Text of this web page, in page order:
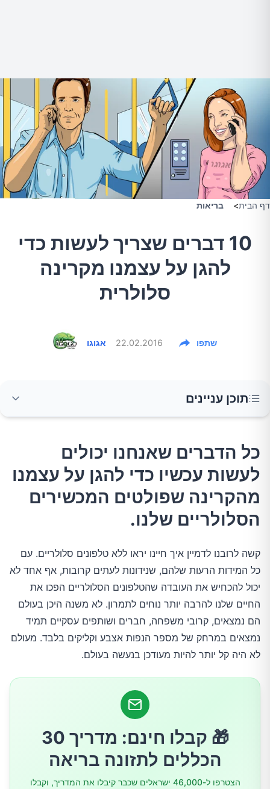
דף הבית> בריאות
10 דברים שצריך לעשות כדי
להגן על עצמנו מקרינה
סלולרית
אגוגו 22.02.2016 שתפו
תוכן עניינים
על עצמנו מהקרינה שפולטים המכשירים
הסלולריים שלנו.
טלפונים סלולריים ובריאות
על בריאות מערכת הרבייה
אמצעי הגנה
1.השתמשו ברמקול (ספיקר)
3.השתמשו באוזניות עם חרוז פריט שישאירו את
כל הדברים שאנחנו יכולים
לעשות עכשיו כדי להגן על עצמנו
מהקרינה שפולטים המכשירים
הסלולריים שלנו.
קשה לרובנו לדמיין איך חיינו יראו ללא טלפונים סלולריים. עם
כל המידות הרעות שלהם, שנידונות לעתים קרובות, אף אחד לא
יכול להכחיש את העובדה שהטלפונים הסלולריים הפכו את
החיים שלנו להרבה יותר נוחים לתמרון. לא משנה היכן בעולם
הם נמצאים, קרובי משפחה, חברים ושותפים עסקיים תמיד
נמצאים במרחק של מספר הנפות אצבע וקליקים בלבד. מעולם
לא היה קל יותר להיות מעודכן בנעשה בעולם.
🎁 קבלו חינם: מדריך 30
הכללים לתזונה בריאה
הצטרפו ל-46,000 ישראלים שכבר קיבלו את המדריך, וקבלו